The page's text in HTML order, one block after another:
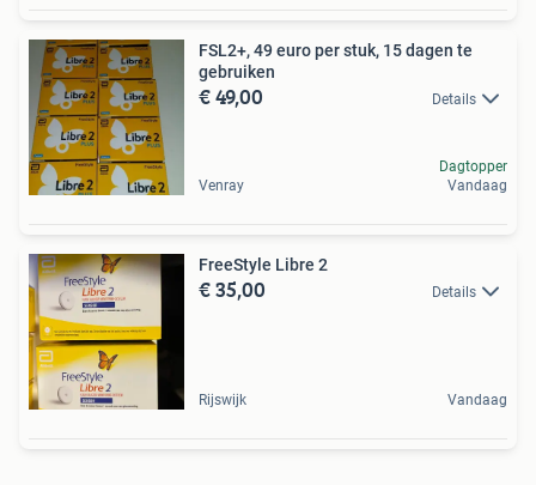
FSL2+, 49 euro per stuk, 15 dagen te
gebruiken
€ 49,00 Details
Venray
Dagtopper
Vandaag
FreeStyle Libre 2
€ 35,00 Details
Rijswijk Vandaag